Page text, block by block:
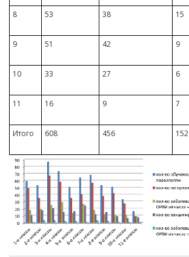
8 53 38 15
9 51 42 9
10 33 27 6
11 16 9 7
Итого 608 456 152